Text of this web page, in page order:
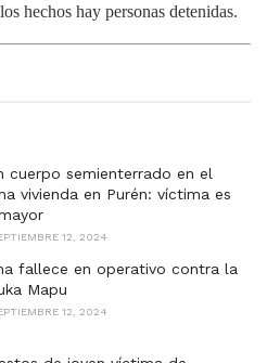
hechos hay personas detenidas.
cuerpo semienterrado en el
vivienda en Purén: víctima es
12, 2024
fallece en operativo contra la
Mapu
12, 2024